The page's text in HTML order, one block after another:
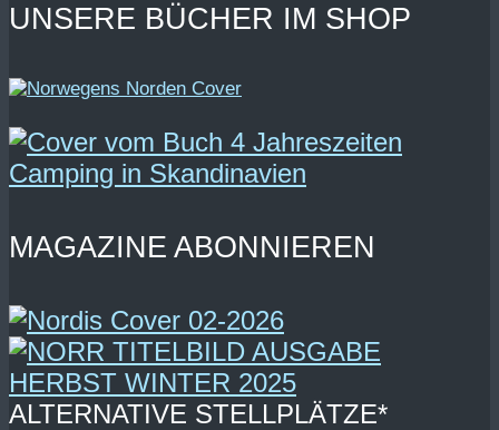
UNSERE BÜCHER IM SHOP
MAGAZINE ABONNIEREN
ALTERNATIVE STELLPLÄTZE*